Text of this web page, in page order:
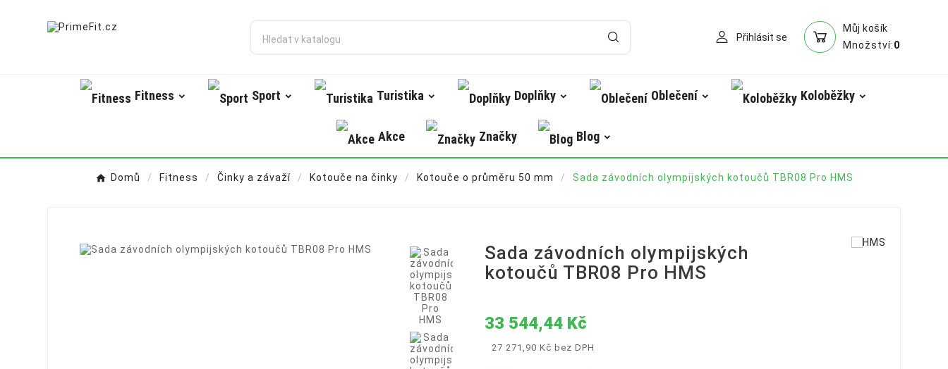
Přihlásit se
Můj košík
Množství:0
Fitness Sport Turistika Doplňky Oblečení Koloběžky
Akce Značky Blog
Domů Fitness Činky a závaží Kotouče na činky Kotouče o průměru 50 mm Sada závodních olympijských kotoučů TBR08 Pro HMS
Sada závodních olympijských
kotoučů TBR08 Pro HMS
33 544,44 Kč
27 271,90 Kč bez DPH